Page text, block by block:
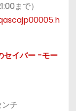
まで）
セイバー -モー
チ